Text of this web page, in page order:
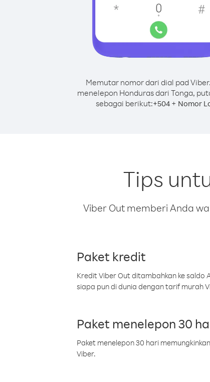
Memutar nomor dari dial pad Viber.
menelepon Honduras dari Tonga,
sebagai berikut:+504 + Nomor
Tips
Viber Out memberi Anda
Paket kredit
Kredit Viber Out ditambahkan ke saldo
siapa pun di dunia dengan tarif murah
Paket menelepon 30
Paket menelepon 30 hari
Viber.